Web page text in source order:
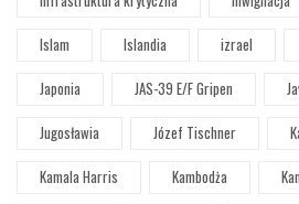
Islam
Islandia izrael
Japonia
JAS-39 E/F Gripen
Jugosławia
Józef Tischner
Kamala Harris
Kambodża